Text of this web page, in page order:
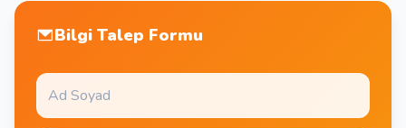
Bilgi Talep Formu